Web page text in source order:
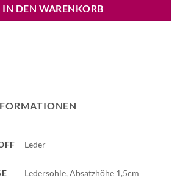
IN DEN WARENKORB
Leder
Ledersohle, Absatzhöhe 1,5cm